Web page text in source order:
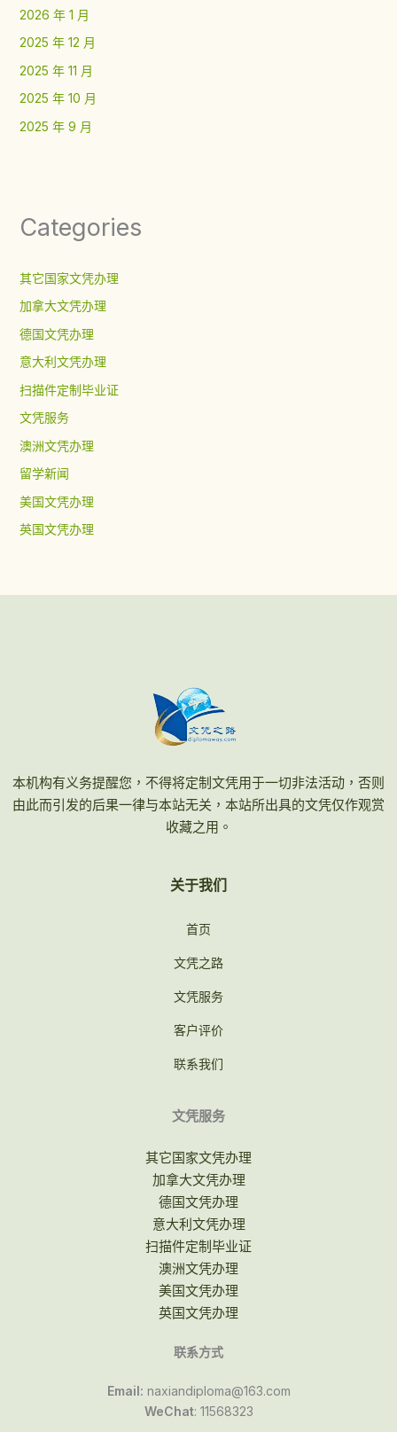
2026 年 1 月
2025 年 12 月
2025 年 11 月
2025 年 10 月
2025 年 9 月
Categories
其它国家文凭办理
加拿大文凭办理
德国文凭办理
意大利文凭办理
扫描件定制毕业证
文凭服务
澳洲文凭办理
留学新闻
美国文凭办理
英国文凭办理
本机构有义务提醒您，不得将定制文凭用于一切非法活动，否则
由此而引发的后果一律与本站无关，本站所出具的文凭仅作观赏
收藏之用。
关于我们
首页
文凭之路
文凭服务
客户评价
联系我们
文凭服务
其它国家文凭办理
加拿大文凭办理
德国文凭办理
意大利文凭办理
扫描件定制毕业证
澳洲文凭办理
美国文凭办理
英国文凭办理
联系方式
Email: naxiandiploma@163.com
WeChat: 11568323